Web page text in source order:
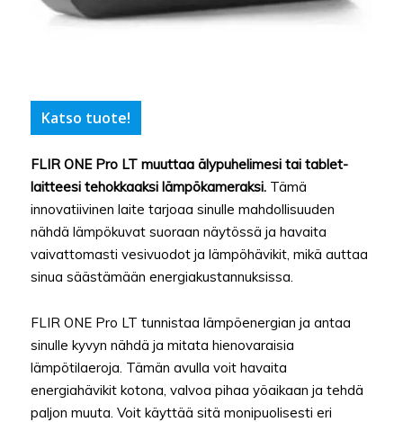
Katso tuote!
FLIR ONE Pro LT muuttaa älypuhelimesi tai tablet-
laitteesi tehokkaaksi lämpökameraksi. Tämä
innovatiivinen laite tarjoaa sinulle mahdollisuuden
nähdä lämpökuvat suoraan näytössä ja havaita
vaivattomasti vesivuodot ja lämpöhävikit, mikä auttaa
sinua säästämään energiakustannuksissa.
FLIR ONE Pro LT tunnistaa lämpöenergian ja antaa
sinulle kyvyn nähdä ja mitata hienovaraisia
lämpötilaeroja. Tämän avulla voit havaita
energiahävikit kotona, valvoa pihaa yöaikaan ja tehdä
paljon muuta. Voit käyttää sitä monipuolisesti eri